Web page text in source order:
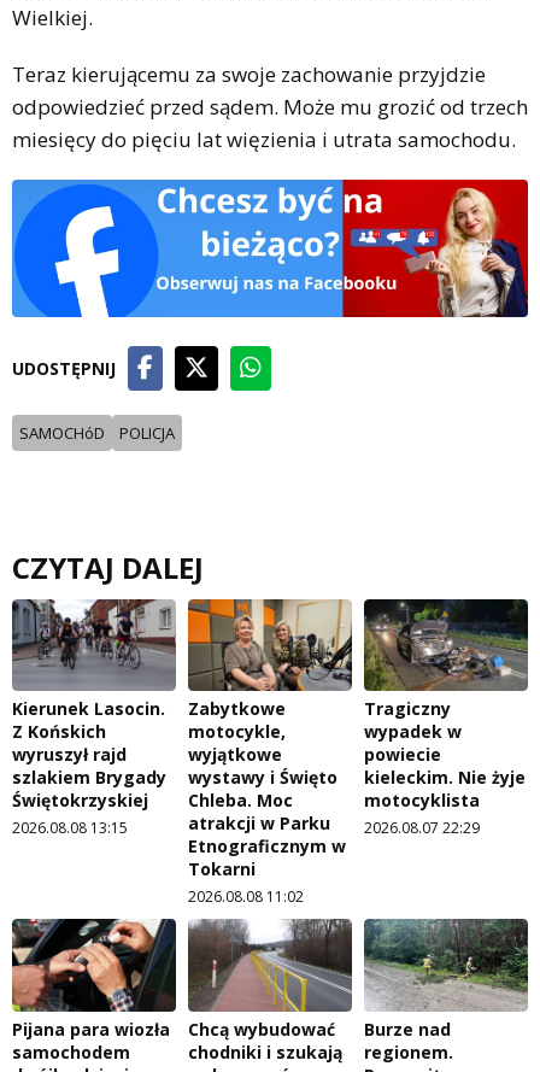
Wielkiej.
Teraz kierującemu za swoje zachowanie przyjdzie
odpowiedzieć przed sądem. Może mu grozić od trzech
miesięcy do pięciu lat więzienia i utrata samochodu.
UDOSTĘPNIJ
SAMOCHóD POLICJA
CZYTAJ DALEJ
Kierunek Lasocin.
Z Końskich
wyruszył rajd
szlakiem Brygady
Świętokrzyskiej
2026.08.08 13:15
Zabytkowe
motocykle,
wyjątkowe
wystawy i Święto
Chleba. Moc
atrakcji w Parku
Etnograficznym w
Tokarni
2026.08.08 11:02
Tragiczny
wypadek w
powiecie
kieleckim. Nie żyje
motocyklista
2026.08.07 22:29
Pijana para wiozła
samochodem
Chcą wybudować
chodniki i szukają
Burze nad
regionem.